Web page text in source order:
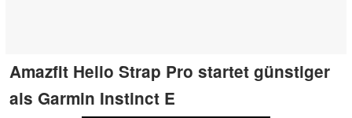
Amazfit Helio Strap Pro startet günstiger
als Garmin Instinct E